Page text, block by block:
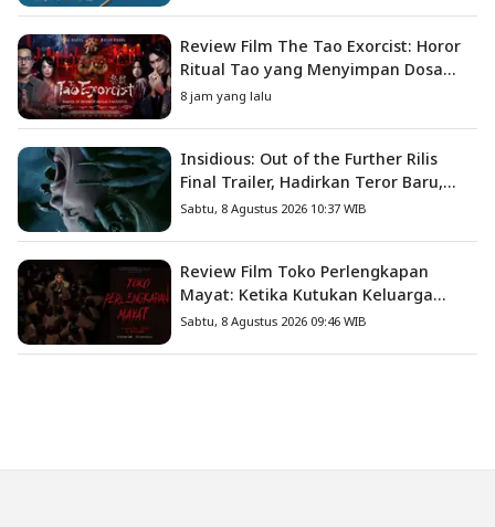
Review Film The Tao Exorcist: Horor
Ritual Tao yang Menyimpan Dosa
Masa Lalu
8 jam yang lalu
Insidious: Out of the Further Rilis
Final Trailer, Hadirkan Teror Baru,
Iblis Kini Masuk ke Dunia Manusia
Sabtu, 8 Agustus 2026 10:37 WIB
Review Film Toko Perlengkapan
Mayat: Ketika Kutukan Keluarga
Menjadi Sumber Teror yang
Sabtu, 8 Agustus 2026 09:46 WIB